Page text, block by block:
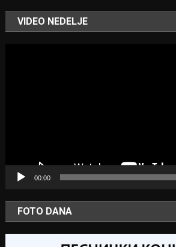
VIDEO NEDELJE
00:00
FOTO DANA